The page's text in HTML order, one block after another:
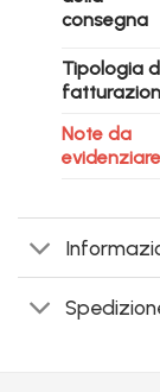
consegna
Tipologia
Note da
evidenziare